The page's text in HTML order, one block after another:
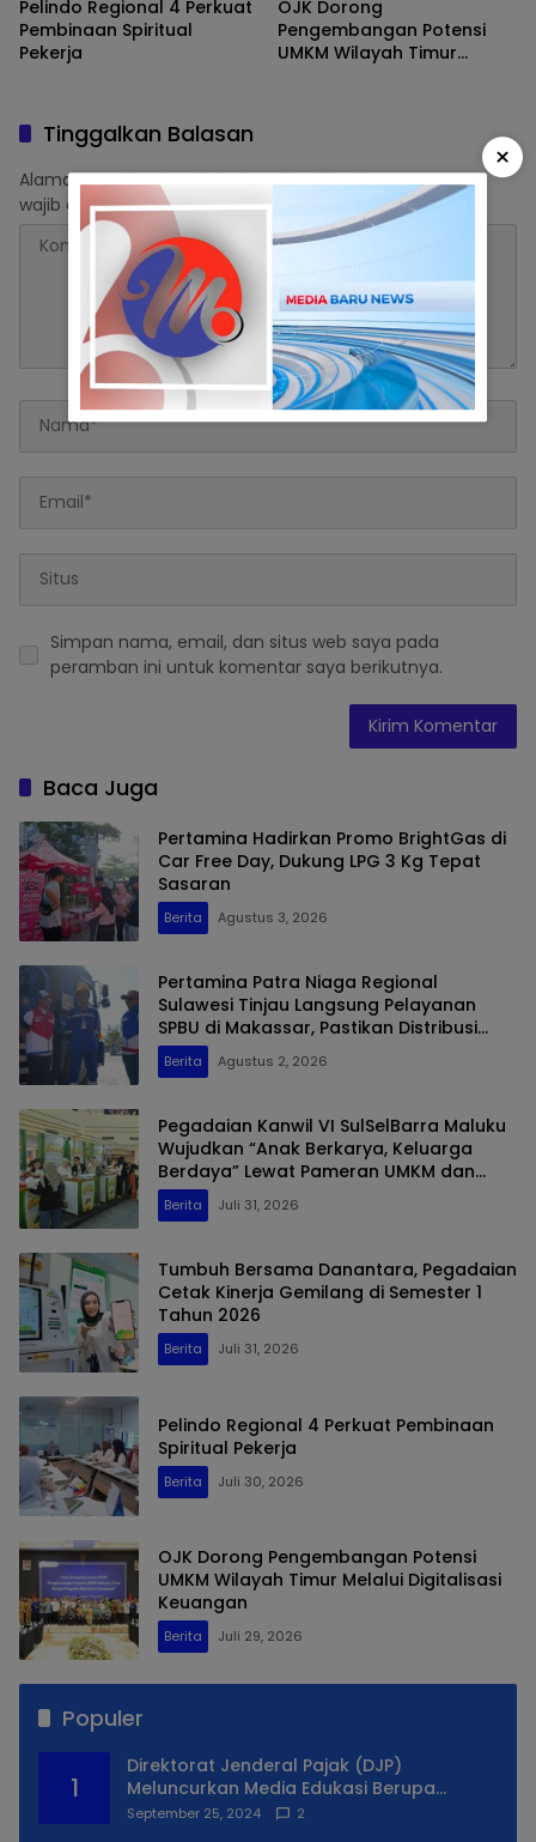
Pelindo Regional 4 Perkuat
Pembinaan Spiritual
Pekerja
OJK Dorong
Pengembangan Potensi
UMKM Wilayah Timur
Tinggalkan Balasan
Alamat email Anda tidak akan dipublikasikan. Ruas yang
wajib ditandai*
Simpan nama, email, dan situs web saya pada
peramban ini untuk komentar saya berikutnya.
Baca Juga
Pertamina Hadirkan Promo BrightGas di
Car Free Day, Dukung LPG 3 Kg Tepat
Sasaran
Berita Agustus 3, 2026
Pertamina Patra Niaga Regional
Sulawesi Tinjau Langsung Pelayanan
SPBU di Makassar, Pastikan Distribusi
Biosolar Berjalan Optimal
Berita Agustus 2, 2026
Pegadaian Kanwil VI SulSelBarra Maluku
Wujudkan “Anak Berkarya, Keluarga
Berdaya” Lewat Pameran UMKM dan
Bazar Emas
Berita Juli 31, 2026
Tumbuh Bersama Danantara, Pegadaian
Cetak Kinerja Gemilang di Semester 1
Tahun 2026
Berita Juli 31, 2026
Pelindo Regional 4 Perkuat Pembinaan
Spiritual Pekerja
Berita Juli 30, 2026
OJK Dorong Pengembangan Potensi
UMKM Wilayah Timur Melalui Digitalisasi
Keuangan
Berita Juli 29, 2026
Populer
1
Direktorat Jenderal Pajak (DJP)
Meluncurkan Media Edukasi Berupa
Simulator Coretax
September 25, 2024 2
×